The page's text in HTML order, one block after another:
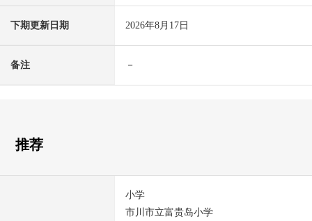
下期更新日期 2026年8月17日
备注 －
推荐
小学
市川市立富贵岛小学